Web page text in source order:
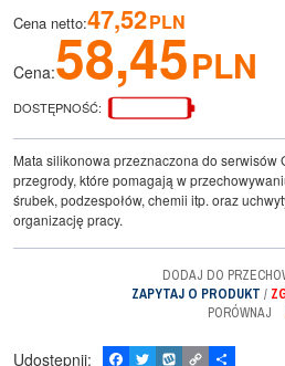
Cena netto:47,52PLN
Cena:58,45PLN
DOSTĘPNOŚĆ:
Mata silikonowa przeznaczona do serwisów
przegrody, które pomagają w
śrubek, podzespołów, chemii itp. oraz
organizację pracy.
DODAJ DO
ZAPYTAJ O PRODUKT /
PORÓWNAJ
Udostępnij:
F
T
W
C
P